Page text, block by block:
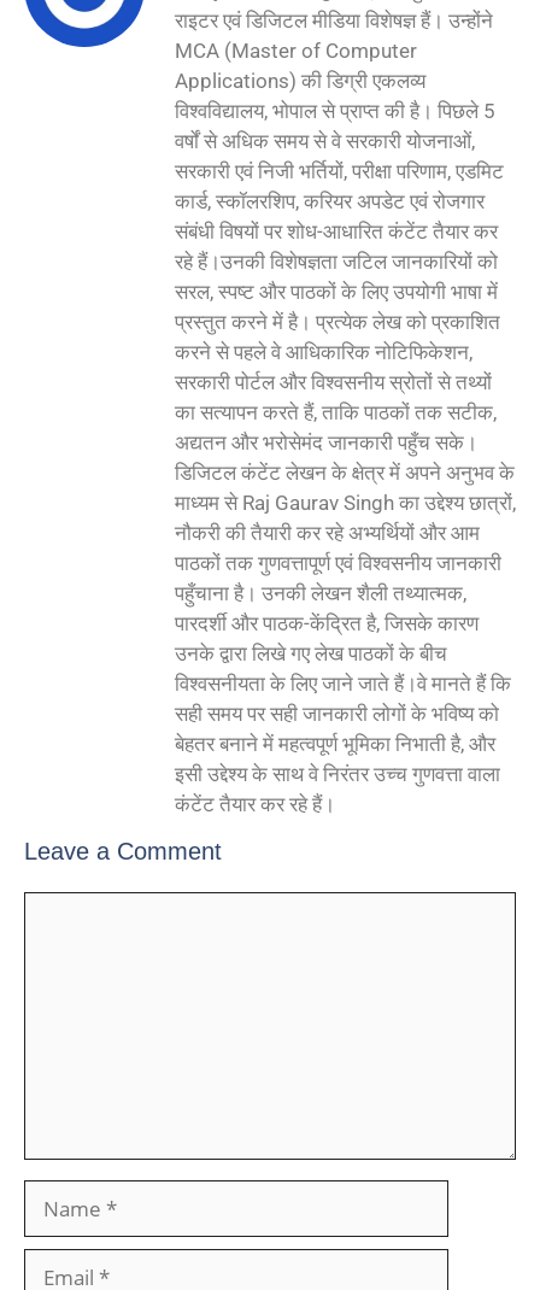
राइटर एवं डिजिटल मीडिया विशेषज्ञ हैं। उन्होंने
MCA (Master of Computer
Applications) की डिग्री एकलव्य
विश्वविद्यालय, भोपाल से प्राप्त की है। पिछले 5
वर्षों से अधिक समय से वे सरकारी योजनाओं,
सरकारी एवं निजी भर्तियों, परीक्षा परिणाम, एडमिट
कार्ड, स्कॉलरशिप, करियर अपडेट एवं रोजगार
संबंधी विषयों पर शोध-आधारित कंटेंट तैयार कर
रहे हैं।उनकी विशेषज्ञता जटिल जानकारियों को
सरल, स्पष्ट और पाठकों के लिए उपयोगी भाषा में
प्रस्तुत करने में है। प्रत्येक लेख को प्रकाशित
करने से पहले वे आधिकारिक नोटिफिकेशन,
सरकारी पोर्टल और विश्वसनीय स्रोतों से तथ्यों
का सत्यापन करते हैं, ताकि पाठकों तक सटीक,
अद्यतन और भरोसेमंद जानकारी पहुँच सके।
डिजिटल कंटेंट लेखन के क्षेत्र में अपने अनुभव के
माध्यम से Raj Gaurav Singh का उद्देश्य छात्रों,
नौकरी की तैयारी कर रहे अभ्यर्थियों और आम
पाठकों तक गुणवत्तापूर्ण एवं विश्वसनीय जानकारी
पहुँचाना है। उनकी लेखन शैली तथ्यात्मक,
पारदर्शी और पाठक-केंद्रित है, जिसके कारण
उनके द्वारा लिखे गए लेख पाठकों के बीच
विश्वसनीयता के लिए जाने जाते हैं।वे मानते हैं कि
सही समय पर सही जानकारी लोगों के भविष्य को
बेहतर बनाने में महत्वपूर्ण भूमिका निभाती है, और
इसी उद्देश्य के साथ वे निरंतर उच्च गुणवत्ता वाला
कंटेंट तैयार कर रहे हैं।
Leave a Comment